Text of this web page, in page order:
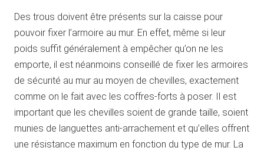
Des trous doivent être présents sur la caisse pour
pouvoir fixer l’armoire au mur. En effet, même si leur
poids suffit généralement à empêcher qu’on ne les
emporte, il est néanmoins conseillé de fixer les armoires
de sécurité au mur au moyen de chevilles, exactement
comme on le fait avec les coffres-forts à poser. Il est
important que les chevilles soient de grande taille, soient
munies de languettes anti-arrachement et qu’elles offrent
une résistance maximum en fonction du type de mur. La